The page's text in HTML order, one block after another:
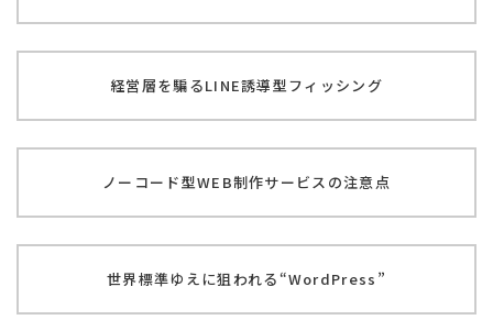
経営層を騙るLINE誘導型フィッシング
ノーコード型WEB制作サービスの注意点
世界標準ゆえに狙われる“WordPress”